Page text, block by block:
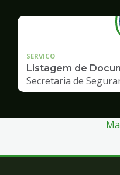
SERVICO
Listagem de
Secretaria de